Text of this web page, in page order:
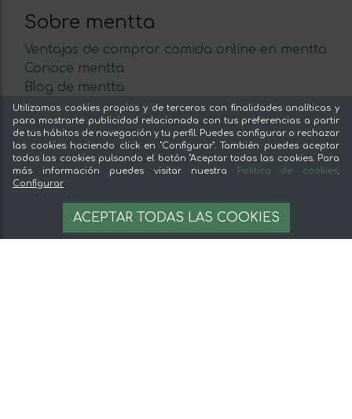
Sobre mentta
Ventajas de comprar comida online en mentta
Conoce mentta
Blog de mentta
Vende en mentta
Fidelización
Preguntas frecuentes
Legal
Aviso legal
Términos y condiciones
Pago seguro
Utilizamos cookies propias y de terceros con finalidades analíticas y
para mostrarte publicidad relacionada con tus preferencias a partir
de tus hábitos de navegación y tu perfil. Puedes configurar o rechazar
las cookies haciendo click en "Configurar". También puedes aceptar
todas las cookies pulsando el botón "Aceptar todas las cookies. Para
más información puedes visitar nuestra
Política de cookies.
Configurar
ACEPTAR TODAS LAS COOKIES